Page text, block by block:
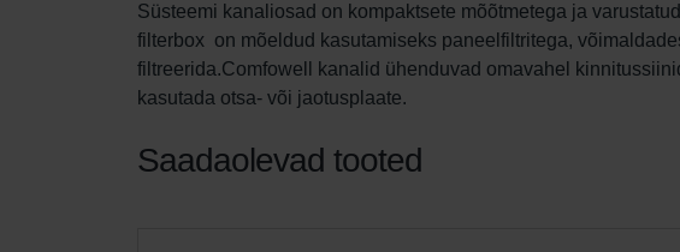
Süsteemi kanaliosad on kompaktsete mõõtmetega ja
filterbox  on mõeldud kasutamiseks paneelfiltritega,
filtreerida.Comfowell kanalid ühenduvad omavahel
kasutada otsa- või jaotusplaate.
Saadaolevad tooted